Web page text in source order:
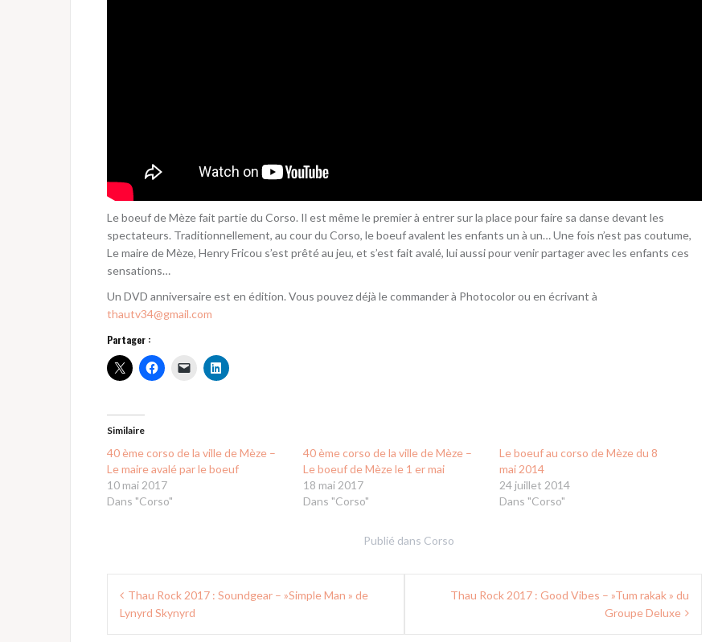
Le boeuf de Mèze fait partie du Corso. Il est même le premier à entrer sur la place pour faire sa danse devant les
spectateurs. Traditionnellement, au cour du Corso, le boeuf avalent les enfants un à un… Une fois n’est pas coutume,
Le maire de Mèze, Henry Fricou s’est prêté au jeu, et s’est fait avalé, lui aussi pour venir partager avec les enfants ces
sensations…
Un DVD anniversaire est en édition. Vous pouvez déjà le commander à Photocolor ou en écrivant à
thautv34@gmail.com
Partager :
Similaire
40 ème corso de la ville de Mèze –
Le maire avalé par le boeuf
10 mai 2017
Dans "Corso"
40 ème corso de la ville de Mèze –
Le boeuf de Mèze le 1 er mai
18 mai 2017
Dans "Corso"
Le boeuf au corso de Mèze du 8
mai 2014
24 juillet 2014
Dans "Corso"
Publié dans Corso
Navigation
de Thau Rock 2017 : Soundgear – »Simple Man » de
Lynyrd Skynyrd
Thau Rock 2017 : Good Vibes – »Tum rakak » du
Groupe Deluxe